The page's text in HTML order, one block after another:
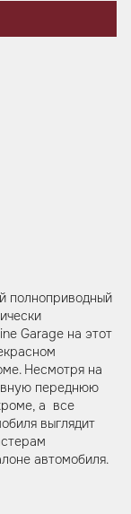
полноприводный
Garage на этот
Несмотря на
переднюю
а все
выглядит
автомобиля.